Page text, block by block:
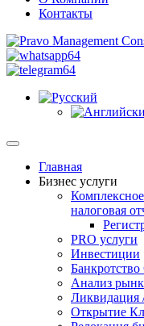
Контакты
Главная
Бизнес услуги
налоговая
PRO услуги
Инвестиции
Анализ
Ликвидация
Открытие